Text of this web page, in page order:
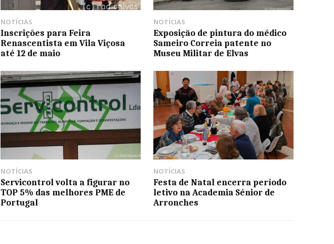
NOTÍCIAS
Inscrições para Feira
Renascentista em Vila Viçosa
até 12 de maio
NOTÍCIAS
Exposição de pintura do médico
Sameiro Correia patente no
Museu Militar de Elvas
NOTÍCIAS
Servicontrol volta a figurar no
TOP 5% das melhores PME de
Portugal
NOTÍCIAS
Festa de Natal encerra período
letivo na Academia Sénior de
Arronches